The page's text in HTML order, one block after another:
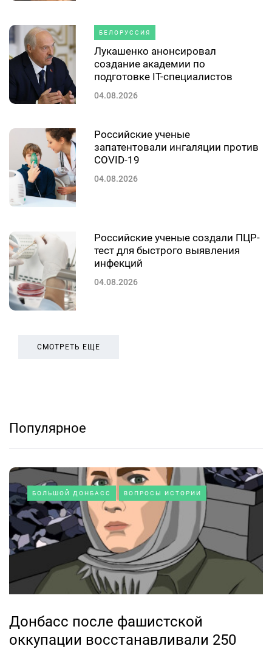
БЕЛОРУССИЯ
Лукашенко анонсировал
создание академии по
подготовке IT-специалистов
04.08.2026
Российские ученые
запатентовали ингаляции против
COVID-19
04.08.2026
Российские ученые создали ПЦР-
тест для быстрого выявления
инфекций
04.08.2026
СМОТРЕТЬ ЕЩЕ
Популярное
БОЛЬШОЙ ДОНБАСС ВОПРОСЫ ИСТОРИИ
Донбасс после фашистской
оккупации восстанавливали 250